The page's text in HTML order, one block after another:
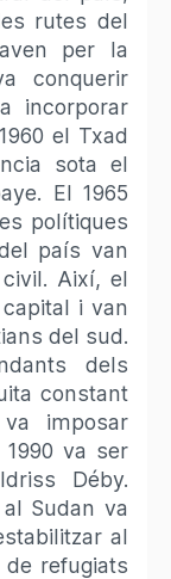
rutes del
per la
conquerir
incorporar
el Txad
sota el
El 1965
polítiques
país van
Així, el
i van
del sud.
dels
constant
imposar
va ser
Déby.
Sudan va
al
refugiats